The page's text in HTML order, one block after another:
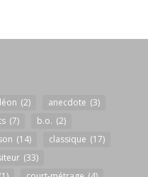
(2) anecdote (3)
(7) b.o. (2)
(14) classique (17)
(33)